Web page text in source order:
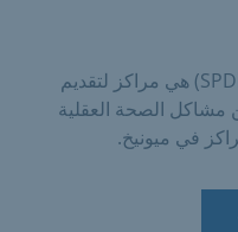
خدمات الطب النفسي الاجتماعي (SPDi) هي مراكز لتقديم
مشاكل الصحة العقلية
في ميونيخ.